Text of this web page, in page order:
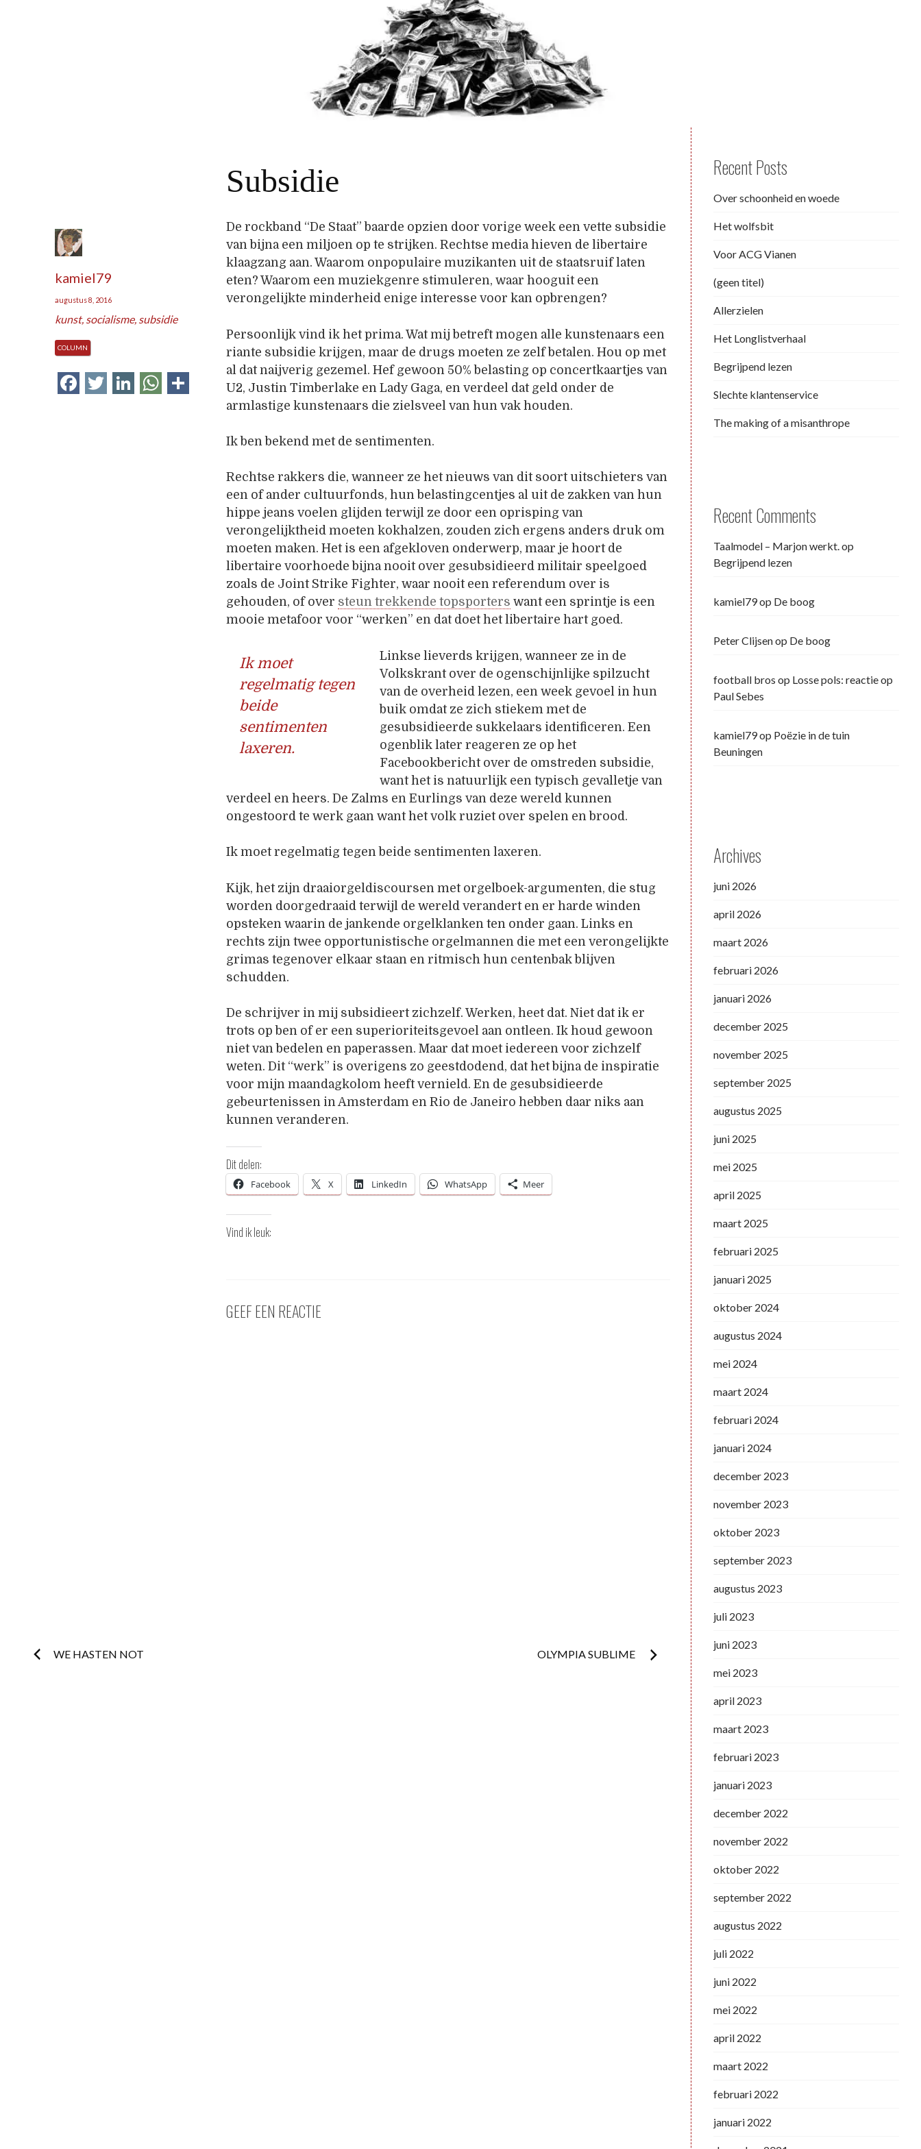
Subsidie
kamiel79
augustus 8, 2016
kunst, socialisme, subsidie
COLUMN
Facebook
Twitter
LinkedInWhatsApp
Delen
De rockband “De Staat” baarde opzien door vorige week een vette subsidie
van bijna een miljoen op te strijken. Rechtse media hieven de libertaire
klaagzang aan. Waarom onpopulaire muzikanten uit de staatsruif laten
eten? Waarom een muziekgenre stimuleren, waar hooguit een
verongelijkte minderheid enige interesse voor kan opbrengen?
Persoonlijk vind ik het prima. Wat mij betreft mogen alle kunstenaars een
riante subsidie krijgen, maar de drugs moeten ze zelf betalen. Hou op met
al dat naijverig gezemel. Hef gewoon 50% belasting op concertkaartjes van
U2, Justin Timberlake en Lady Gaga, en verdeel dat geld onder de
armlastige kunstenaars die zielsveel van hun vak houden.
Ik ben bekend met de sentimenten.
Rechtse rakkers die, wanneer ze het nieuws van dit soort uitschieters van
een of ander cultuurfonds, hun belastingcentjes al uit de zakken van hun
hippe jeans voelen glijden terwijl ze door een oprisping van
verongelijktheid moeten kokhalzen, zouden zich ergens anders druk om
moeten maken. Het is een afgekloven onderwerp, maar je hoort de
libertaire voorhoede bijna nooit over gesubsidieerd militair speelgoed
zoals de Joint Strike Fighter, waar nooit een referendum over is
gehouden, of over steun trekkende topsporters want een sprintje is een
mooie metafoor voor “werken” en dat doet het libertaire hart goed.
Ik moet
regelmatig tegen
beide
sentimenten
laxeren.
Linkse lieverds krijgen, wanneer ze in de
Volkskrant over de ogenschijnlijke spilzucht
van de overheid lezen, een week gevoel in hun
buik omdat ze zich stiekem met de
gesubsidieerde sukkelaars identificeren. Een
ogenblik later reageren ze op het
Facebookbericht over de omstreden subsidie,
want het is natuurlijk een typisch gevalletje van
verdeel en heers. De Zalms en Eurlings van deze wereld kunnen
ongestoord te werk gaan want het volk ruziet over spelen en brood.
Ik moet regelmatig tegen beide sentimenten laxeren.
Kijk, het zijn draaiorgeldiscoursen met orgelboek-argumenten, die stug
worden doorgedraaid terwijl de wereld verandert en er harde winden
opsteken waarin de jankende orgelklanken ten onder gaan. Links en
rechts zijn twee opportunistische orgelmannen die met een verongelijkte
grimas tegenover elkaar staan en ritmisch hun centenbak blijven
schudden.
De schrijver in mij subsidieert zichzelf. Werken, heet dat. Niet dat ik er
trots op ben of er een superioriteitsgevoel aan ontleen. Ik houd gewoon
niet van bedelen en paperassen. Maar dat moet iedereen voor zichzelf
weten. Dit “werk” is overigens zo geestdodend, dat het bijna de inspiratie
voor mijn maandagkolom heeft vernield. En de gesubsidieerde
gebeurtenissen in Amsterdam en Rio de Janeiro hebben daar niks aan
kunnen veranderen.
Dit delen:
Facebook X LinkedIn WhatsApp Meer
Vind ik leuk:
GEEF EEN REACTIE
Post
WE HASTEN NOT OLYMPIA SUBLIME
Recent Posts
Over schoonheid en woede
Het wolfsbit
Voor ACG Vianen
(geen titel)
Allerzielen
Het Longlistverhaal
Begrijpend lezen
Slechte klantenservice
The making of a misanthrope
Recent Comments
Taalmodel – Marjon werkt.op
Begrijpend lezen
kamiel79op De boog
Peter Clijsenop De boog
football bros op Losse pols: reactie op
Paul Sebes
kamiel79op Poëzie in de tuin
Beuningen
Archives
juni 2026
april 2026
maart 2026
februari 2026
januari 2026
december 2025
november 2025
september 2025
augustus 2025
juni 2025
mei 2025
april 2025
maart 2025
februari 2025
januari 2025
oktober 2024
augustus 2024
mei 2024
maart 2024
februari 2024
januari 2024
december 2023
november 2023
oktober 2023
september 2023
augustus 2023
juli 2023
juni 2023
mei 2023
april 2023
maart 2023
februari 2023
januari 2023
december 2022
november 2022
oktober 2022
september 2022
augustus 2022
juli 2022
juni 2022
mei 2022
april 2022
maart 2022
februari 2022
januari 2022